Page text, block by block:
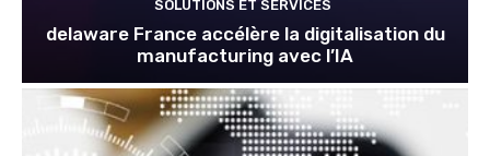
SOLUTIONS ET SERVICES
delaware France accélère la digitalisation du
manufacturing avec l’IA